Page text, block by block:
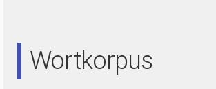
Wortkorpus